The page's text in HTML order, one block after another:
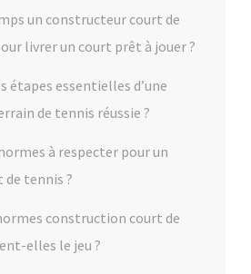
un constructeur court de
livrer un court prêt à jouer ?
étapes essentielles d’une
de tennis réussie ?
à respecter pour un
tennis ?
construction court de
elles le jeu ?